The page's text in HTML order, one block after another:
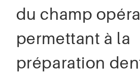
du champ
permettant à la
préparation